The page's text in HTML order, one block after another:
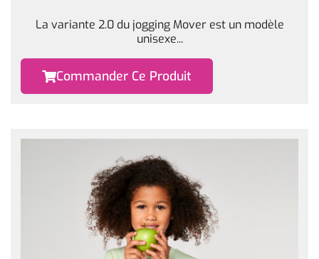
La variante 2.0 du jogging Mover est un modèle
unisexe...
Commander Ce Produit